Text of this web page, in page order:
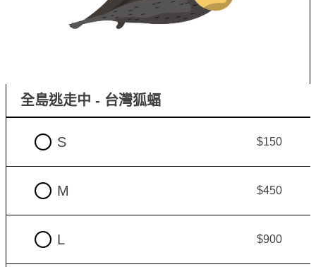
全島逃走中 - 台灣狐蝠
S $150
M $450
L $900